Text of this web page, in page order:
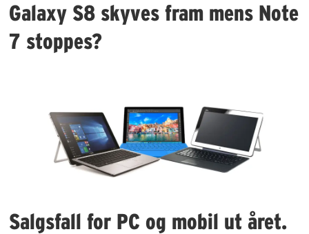
Galaxy S8 skyves fram mens Note
7 stoppes?
Salgsfall for PC og mobil ut året.